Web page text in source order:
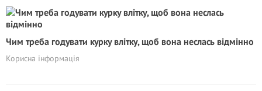
Чим треба годувати курку влітку, щоб вона неслась відмінно
Корисна інформація